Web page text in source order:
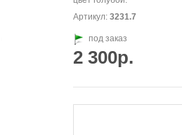
Артикул: 3231.7
под заказ
2 300р.